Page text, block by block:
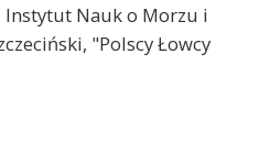
Instytut Nauk o Morzu i
"Polscy Łowcy